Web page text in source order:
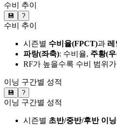
수비 추이
💾 ?
수비 추이
시즌별 수비율(FPCT)과 레
파랑(좌축): 수비율, 주황(
RF가 높을수록 수비 범위
이닝 구간별 성적
💾 ?
이닝 구간별 성적
시즌별 초반/중반/후반 이닝